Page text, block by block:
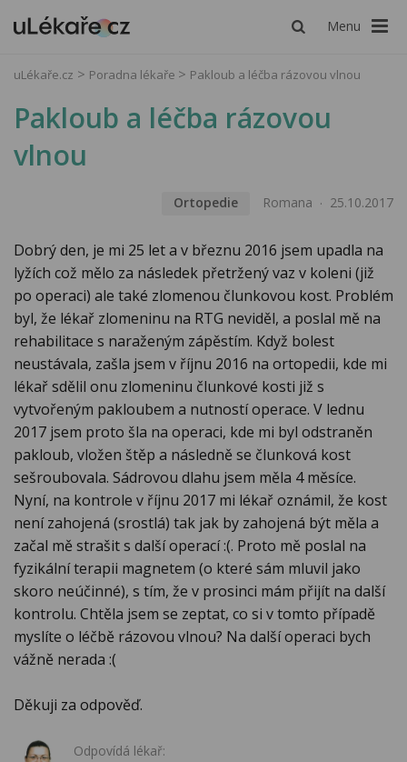
Menu
uLékaře.cz Poradna lékaře Pakloub a léčba rázovou vlnou
Pakloub a léčba rázovou
vlnou
Ortopedie Romana 25.10.2017
Dobrý den, je mi 25 let a v březnu 2016 jsem upadla na
lyžích což mělo za následek přetržený vaz v koleni (již
po operaci) ale také zlomenou člunkovou kost. Problém
byl, že lékař zlomeninu na RTG neviděl, a poslal mě na
rehabilitace s naraženým zápěstím. Když bolest
neustávala, zašla jsem v říjnu 2016 na ortopedii, kde mi
lékař sdělil onu zlomeninu člunkové kosti již s
vytvořeným pakloubem a nutností operace. V lednu
2017 jsem proto šla na operaci, kde mi byl odstraněn
pakloub, vložen štěp a následně se člunková kost
sešroubovala. Sádrovou dlahu jsem měla 4 měsíce.
Nyní, na kontrole v říjnu 2017 mi lékař oznámil, že kost
není zahojená (srostlá) tak jak by zahojená být měla a
začal mě strašit s další operací :(. Proto mě poslal na
fyzikální terapii magnetem (o které sám mluvil jako
skoro neúčinné), s tím, že v prosinci mám přijít na další
kontrolu. Chtěla jsem se zeptat, co si v tomto případě
myslíte o léčbě rázovou vlnou? Na další operaci bych
vážně nerada :(
Děkuji za odpověď.
Odpovídá lékař: